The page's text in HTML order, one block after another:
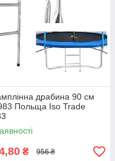
драбина 90 см
Польща Iso Trade
₴ 956 ₴